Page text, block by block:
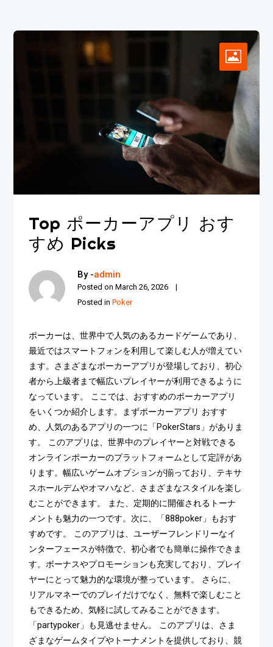
Top ポーカーアプリ おす
すめ Picks
By -admin
Posted onMarch 26, 2026
Posted inPoker
ポーカーは、世界中で人気のあるカードゲームであり、
最近ではスマートフォンを利用して楽しむ人が増えてい
ます。さまざまなポーカーアプリが登場しており、初心
者から上級者まで幅広いプレイヤーが利用できるように
なっています。 ここでは、おすすめのポーカーアプリ
をいくつか紹介します。まずポーカーアプリ おすす
め、人気のあるアプリの一つに「PokerStars」がありま
す。 このアプリは、世界中のプレイヤーと対戦できる
オンラインポーカーのプラットフォームとして定評があ
ります。幅広いゲームオプションが揃っており、テキサ
スホールデムやオマハなど、さまざまなスタイルを楽し
むことができます。 また、定期的に開催されるトーナ
メントも魅力の一つです。次に、「888poker」もおす
すめです。 このアプリは、ユーザーフレンドリーなイ
ンターフェースが特徴で、初心者でも簡単に操作できま
す。ボーナスやプロモーションも充実しており、プレイ
ヤーにとって魅力的な環境が整っています。 さらに、
リアルマネーでのプレイだけでなく、無料で楽しむこと
もできるため、気軽に試してみることができます。
「partypoker」も見逃せません。 このアプリは、さま
ざまなゲームタイプやトーナメントを提供しており、競